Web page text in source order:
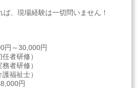
、現場経験は一切問いません！
円～30,000円
者研修）
研修）
祉士）
円